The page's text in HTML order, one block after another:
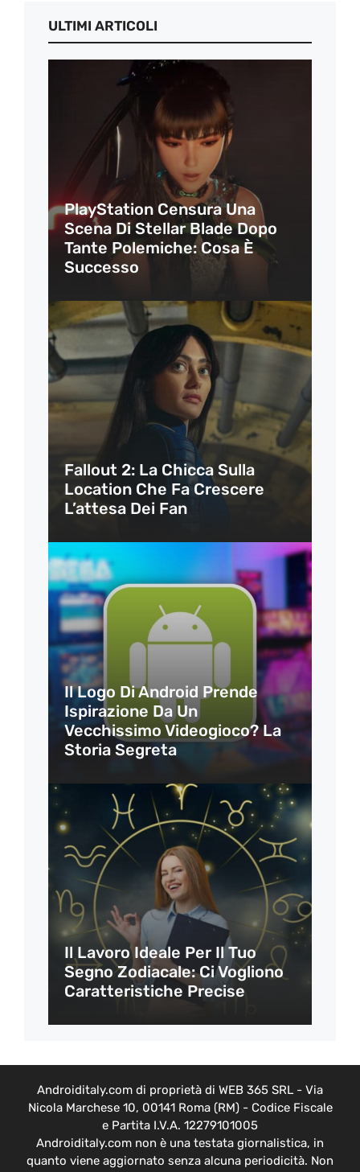
ULTIMI ARTICOLI
PlayStation Censura Una
Scena Di Stellar Blade Dopo
Tante Polemiche: Cosa È
Successo
Fallout 2: La Chicca Sulla
Location Che Fa Crescere
L’attesa Dei Fan
Il Logo Di Android Prende
Ispirazione Da Un
Vecchissimo Videogioco? La
Storia Segreta
Il Lavoro Ideale Per Il Tuo
Segno Zodiacale: Ci Vogliono
Caratteristiche Precise
Androiditaly.com di proprietà di WEB 365 SRL - Via
Nicola Marchese 10, 00141 Roma (RM) - Codice Fiscale
e Partita I.V.A. 12279101005
Androiditaly.com non è una testata giornalistica, in
quanto viene aggiornato senza alcuna periodicità. Non